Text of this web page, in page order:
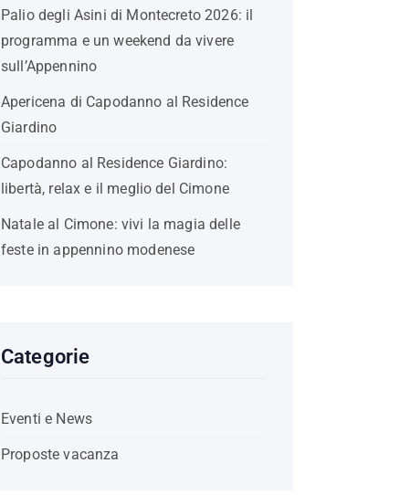
Palio degli Asini di Montecreto 2026: il
programma e un weekend da vivere
sull’Appennino
Apericena di Capodanno al Residence
Giardino
Capodanno al Residence Giardino:
libertà, relax e il meglio del Cimone
Natale al Cimone: vivi la magia delle
feste in appennino modenese
Categorie
Eventi e News
Proposte vacanza